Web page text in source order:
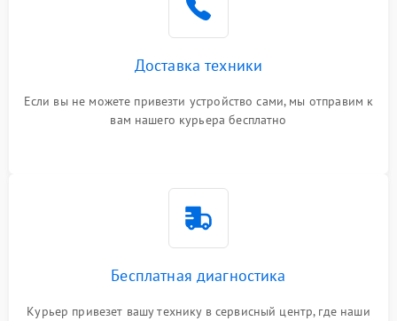
Доставка техники
Если вы не можете привезти устройство сами, мы отправим к
вам нашего курьера бесплатно
Бесплатная диагностика
Курьер привезет вашу технику в сервисный центр, где наши